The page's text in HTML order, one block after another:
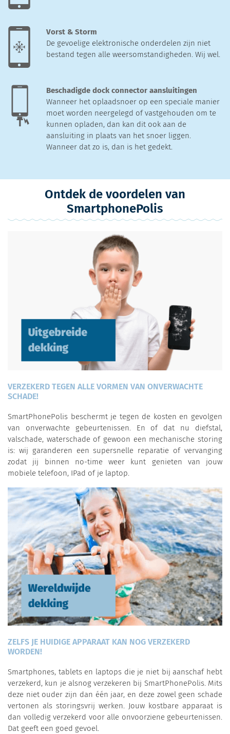
Vorst & Storm
De gevoelige elektronische onderdelen zijn niet
bestand tegen alle weersomstandigheden. Wij wel.
Beschadigde dock connector aansluitingen
Wanneer het oplaadsnoer op een speciale manier
moet worden neergelegd of vastgehouden om te
kunnen opladen, dan kan dit ook aan de
aansluiting in plaats van het snoer liggen.
Wanneer dat zo is, dan is het gedekt.
Ontdek de voordelen van
SmartphonePolis
VERZEKERD TEGEN ALLE VORMEN VAN ONVERWACHTE
SCHADE!
SmartPhonePolis beschermt je tegen de kosten en gevolgen
van onverwachte gebeurtenissen. En of dat nu diefstal,
valschade, waterschade of gewoon een mechanische storing
is: wij garanderen een supersnelle reparatie of vervanging
zodat jij binnen no-time weer kunt genieten van jouw
mobiele telefoon, IPad of je laptop.
ZELFS JE HUIDIGE APPARAAT KAN NOG VERZEKERD
WORDEN!
Smartphones, tablets en laptops die je niet bij aanschaf hebt
verzekerd, kun je alsnog verzekeren bij SmartPhonePolis. Mits
deze niet ouder zijn dan één jaar, en deze zowel geen schade
vertonen als storingsvrij werken. Jouw kostbare apparaat is
dan volledig verzekerd voor alle onvoorziene gebeurtenissen.
Dat geeft een goed gevoel.